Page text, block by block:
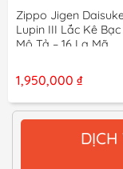
Zippo Jigen
Lupin III Lắc Kê
Mô Tả – 16 La Mã
1,950,000 ₫
DỊCH